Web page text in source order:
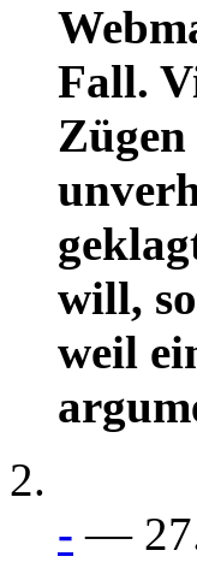
Fall.
will,
weil
- —